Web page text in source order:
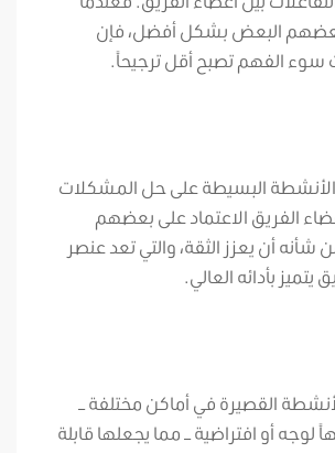
البعض بشكل أفضل، فإن
سوء الفهم تصبح أقل ترجيحاً.
الأنشطة البسيطة على حل المشكلات
الفريق الاعتماد على بعضهم
أن يعزز الثقة، والتي تعد عنصر
بأدائه العالي.
القصيرة في أماكن مختلفة –
أو افتراضية – مما يجعلها قابلة